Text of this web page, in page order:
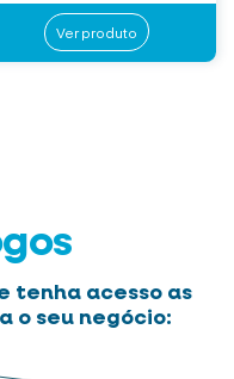
Ver produto
tenha acesso as
o seu negócio: